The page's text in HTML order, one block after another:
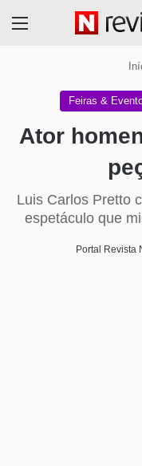
Feiras &
Ator
Luis Carlos Pretto
espetáculo que
Portal Revista